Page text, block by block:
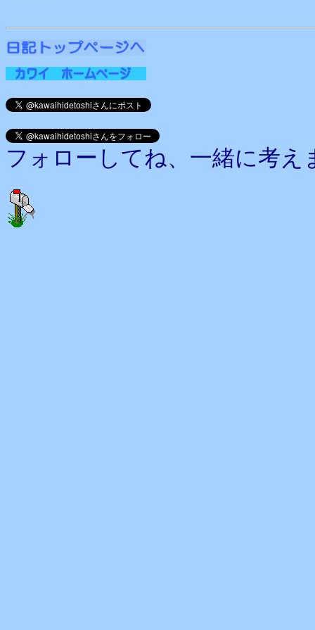
フォローしてね、一緒に考え